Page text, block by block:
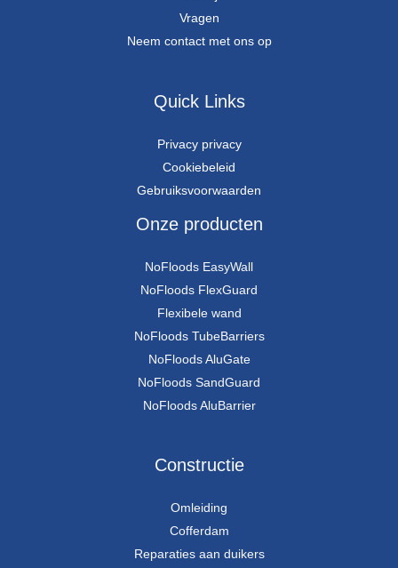
Vragen
Neem contact met ons op
Quick Links
Privacy privacy
Cookiebeleid
Gebruiksvoorwaarden
Onze producten
NoFloods EasyWall
NoFloods FlexGuard
Flexibele wand
NoFloods TubeBarriers
NoFloods AluGate
NoFloods SandGuard
NoFloods AluBarrier
Constructie
Omleiding
Cofferdam
Reparaties aan duikers